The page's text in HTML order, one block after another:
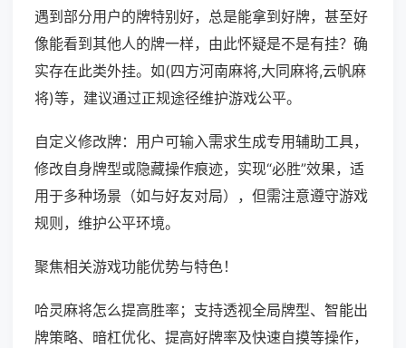
遇到部分用户的牌特别好，总是能拿到好牌，甚至好
像能看到其他人的牌一样，由此怀疑是不是有挂？确
实存在此类外挂。如(四方河南麻将,大同麻将,云帆麻
将)等，建议通过正规途径维护游戏公平。
自定义修改牌：用户可输入需求生成专用辅助工具，
修改自身牌型或隐藏操作痕迹，实现“必胜”效果，适
用于多种场景（如与好友对局），但需注意遵守游戏
规则，维护公平环境。
聚焦相关游戏功能优势与特色！
哈灵麻将怎么提高胜率；支持透视全局牌型、智能出
牌策略、暗杠优化、提高好牌率及快速自摸等操作，